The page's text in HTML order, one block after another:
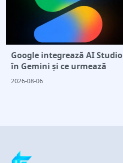
Google integrează AI Studio
în Gemini și ce urmează
2026-08-06